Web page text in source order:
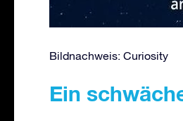
Bildnachweis: Curiosity
Ein